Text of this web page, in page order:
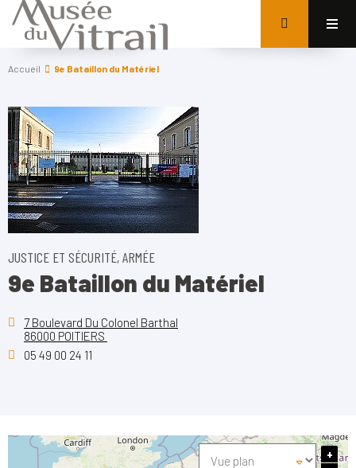
Accueil 9e Bataillon du Matériel
JUSTICE ET SÉCURITÉ, ARMÉE
9e Bataillon du Matériel
7 Boulevard Du Colonel Barthal
86000 POITIERS
05 49 00 24 11
+